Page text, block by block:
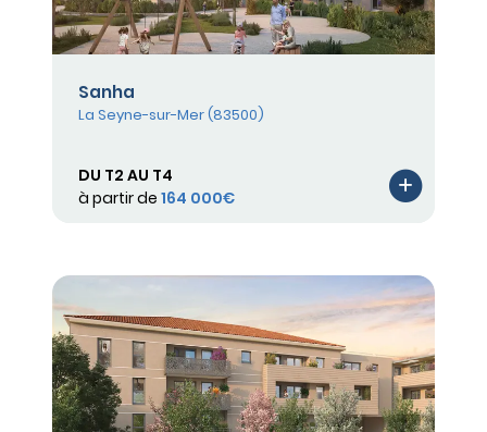
Sanha
La Seyne-sur-Mer (83500)
DU T2 AU T4
à partir de 164 000€